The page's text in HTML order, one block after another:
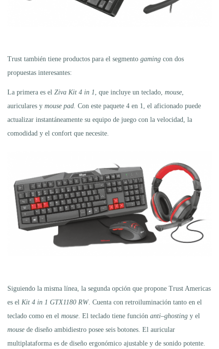
Trust también tiene productos para el segmento gaming con dos
propuestas interesantes:
La primera es el Ziva Kit 4 in 1 , que incluye un teclado, mouse
auriculares y mouse pad. Con este paquete 4 en 1, el aficionado puede
actualizar instantáneamente su equipo de juego con la velocidad, la
comodidad y el confort que necesite.
Siguiendo la misma línea, la segunda opción que propone Trust Americas
es el Kit 4 in 1 GTX1180 RW. Cuenta con retroiluminación tanto en el
teclado como en el mouse . El teclado tiene función anti–ghosting y el
mouse de diseño ambidiestro posee seis botones. El auricular
multiplataforma es de diseño ergonómico ajustable y de sonido potente.